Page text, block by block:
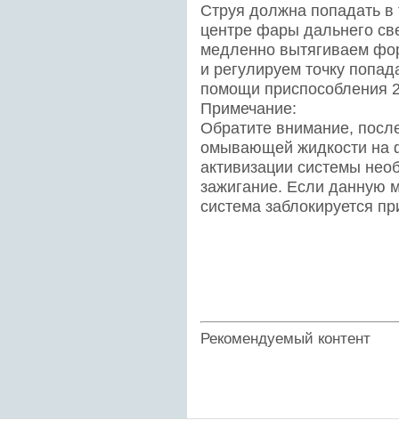
Струя должна попадать
центре фары дальнего
медленно вытягиваем
и регулируем точку
помощи приспособления
Примечание:
Обратите внимание,
омывающей жидкости на
активизации системы
зажигание. Если данную
система заблокируется
Рекомендуемый контент